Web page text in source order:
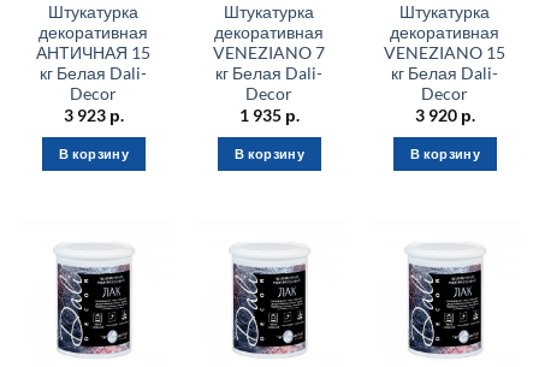
Штукатурка
декоративная
АНТИЧНАЯ 15
кг Белая Dali-
Decor
3 923 р.
В корзину
Штукатурка
декоративная
VENEZIANO 7
кг Белая Dali-
Decor
1 935 р.
В корзину
Штукатурка
декоративная
VENEZIANO 15
кг Белая Dali-
Decor
3 920 р.
В корзину